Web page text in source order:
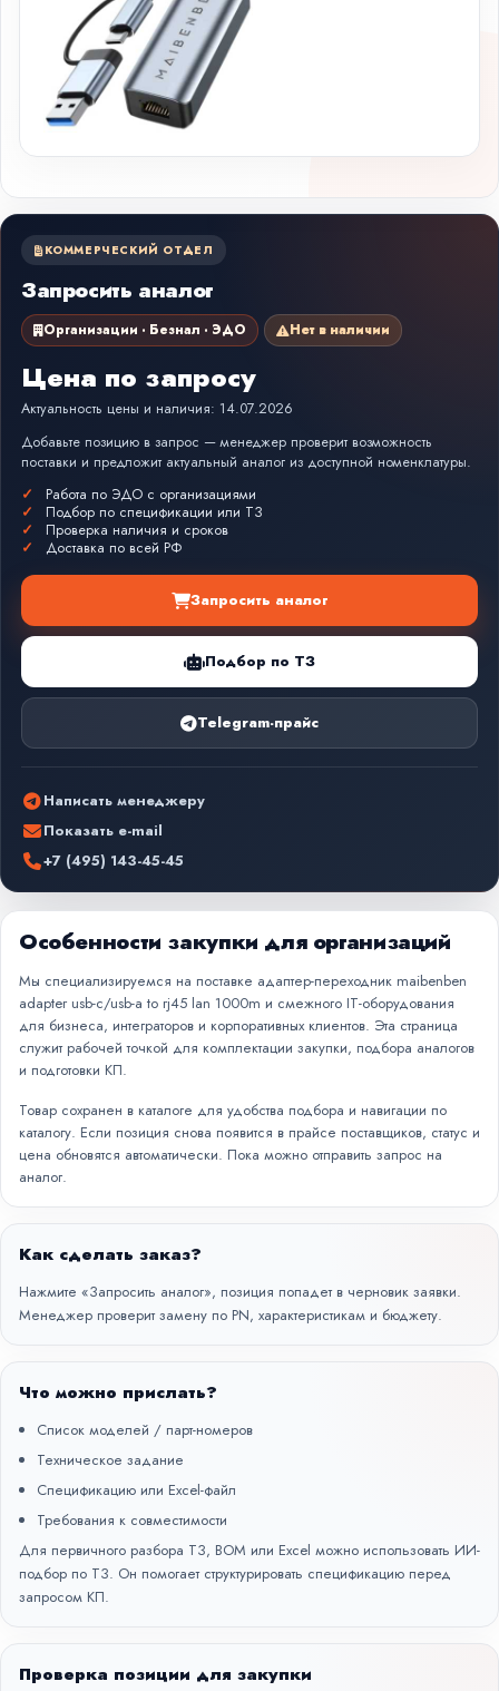
КОММЕРЧЕСКИЙ ОТДЕЛ
Запросить аналог
Организации · Безнал · ЭДО Нет в наличии
Цена по запросу
Актуальность цены и наличия: 14.07.2026
Добавьте позицию в запрос — менеджер проверит возможность
поставки и предложит актуальный аналог из доступной номенклатуры.
Работа по ЭДО с организациями
Подбор по спецификации или ТЗ
Проверка наличия и сроков
Доставка по всей РФ
Запросить аналог
Подбор по ТЗ
Telegram-прайс
Написать менеджеру
Показать e-mail
+7 (495) 143-45-45
Особенности закупки для организаций
Мы специализируемся на поставке адаптер-переходник maibenben
adapter usb-c/usb-a to rj45 lan 1000m и смежного IT-оборудования
для бизнеса, интеграторов и корпоративных клиентов. Эта страница
служит рабочей точкой для комплектации закупки, подбора аналогов
и подготовки КП.
Товар сохранен в каталоге для удобства подбора и навигации по
каталогу. Если позиция снова появится в прайсе поставщиков, статус и
цена обновятся автоматически. Пока можно отправить запрос на
аналог.
Как сделать заказ?
Нажмите «Запросить аналог», позиция попадет в черновик заявки.
Менеджер проверит замену по PN, характеристикам и бюджету.
Что можно прислать?
Список моделей / парт-номеров
Техническое задание
Спецификацию или Excel-файл
Требования к совместимости
Для первичного разбора ТЗ, BOM или Excel можно использовать ИИ-
подбор по ТЗ. Он помогает структурировать спецификацию перед
запросом КП.
Проверка позиции для закупки